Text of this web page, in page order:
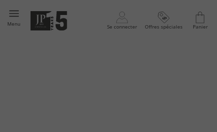
Menu Se connecter Offres spéciales Panier